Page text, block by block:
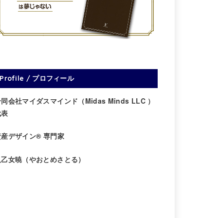
Profile / プロフィール
会社マイダスマインド（Midas Minds LLC ）
デザイン® 専門家
女暁（やおとめさとる）